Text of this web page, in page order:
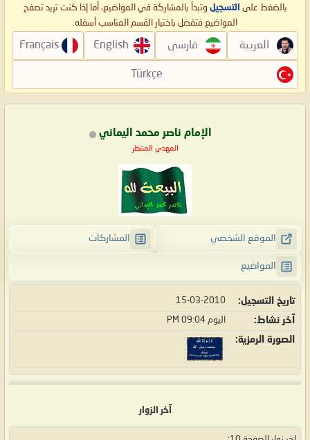
بالضغط على التسجيل وتبدأ بالمشاركة في المواضيع، أما إذا كنت تريد تصفح
المواضيع فتفضل باختيار القسم المناسب أسفله.
العربية فارسی English
Français
Türkçe
الإمام ناصر محمد اليماني
المهدي المنتظر
الموقع الشخصي المشاركات
المواضيع
تاريخ التسجيل 15-03-2010
آخر نشاط اليوم 09:04 PM
الصورة الرمزية
آخر الزوار